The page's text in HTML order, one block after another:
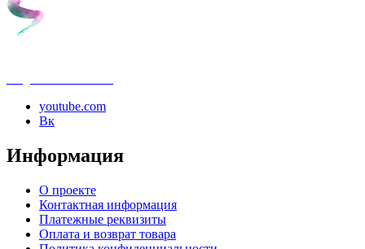
youtube.com
Вк
Информация
О проекте
Контактная информация
Платежные реквизиты
Оплата и возврат товара